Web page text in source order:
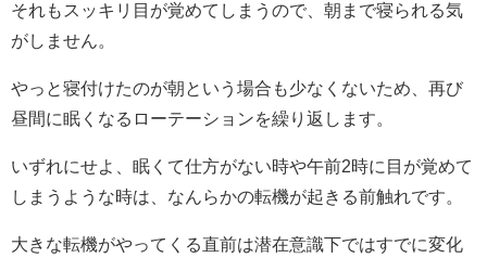
それもスッキリ目が覚めてしまうので、朝まで寝られる気
がしません。
やっと寝付けたのが朝という場合も少なくないため、再び
昼間に眠くなるローテーションを繰り返します。
いずれにせよ、眠くて仕方がない時や午前2時に目が覚めて
しまうような時は、なんらかの転機が起きる前触れです。
大きな転機がやってくる直前は潜在意識下ではすでに変化